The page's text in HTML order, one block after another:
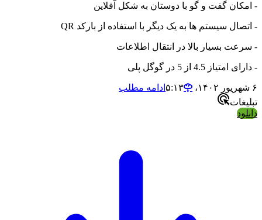
- امکان گفت و گو با دوستان به شکل آفلاین
- اتصال سیستم ها به یک دیگر با استفاده از بارکد QR
- سرعت بسیار بالا در انتقال اطلاعات
- دارای امتیاز 4.5 از 5 در گوگل پلی
۶ شهریور ۱۴۰۲،‏ ۵:۱۳
ادامه مطلب
تبلیغات
دانلود